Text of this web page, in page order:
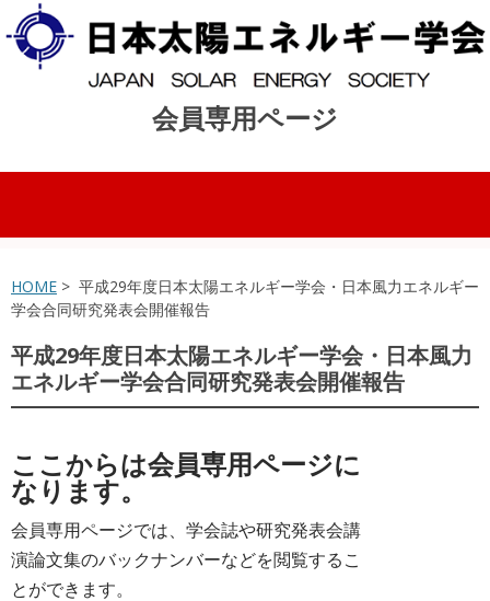
会員専用ページ
コンテンツへスキップ
HOME > 平成29年度日本太陽エネルギー学会・日本風力エネルギー
学会合同研究発表会開催報告
平成29年度日本太陽エネルギー学会・日本風力
エネルギー学会合同研究発表会開催報告
ここからは会員専用ページに
なります。
会員専用ページでは、学会誌や研究発表会講
演論文集のバックナンバーなどを閲覧するこ
とができます。